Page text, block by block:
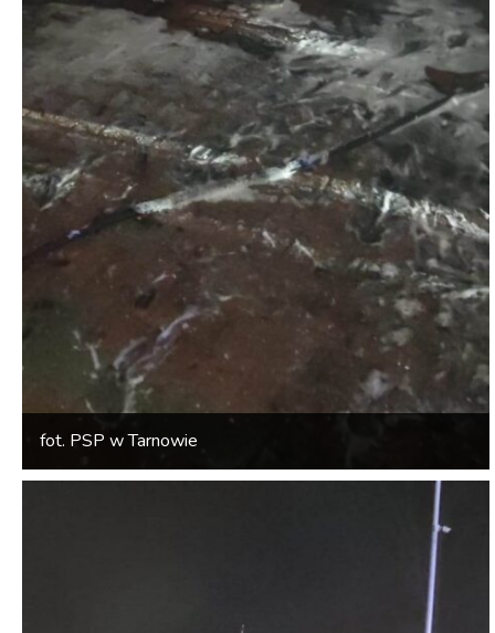
fot. PSP w Tarnowie